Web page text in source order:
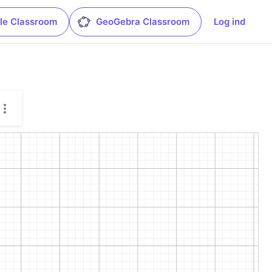
Classroom GeoGebra Classroom Log ind